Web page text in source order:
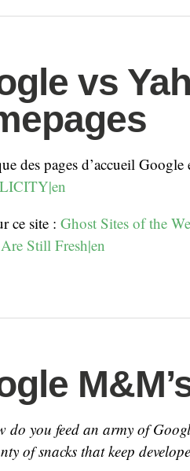
vs
des pages d’accueil
ce site : Ghost Sites of the
Still Fresh|en
do you feed an army of
of snacks that keep